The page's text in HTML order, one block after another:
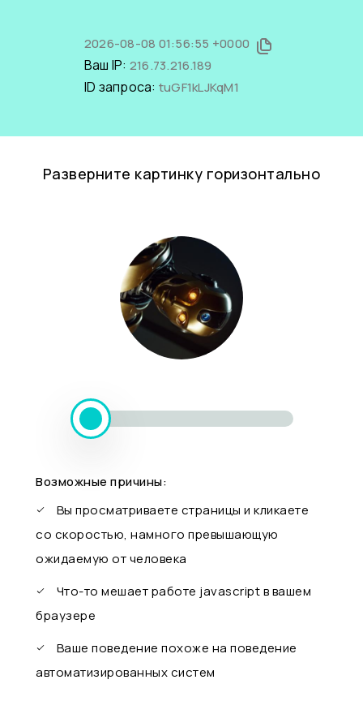
2026-08-08 01:56:55 +0000
Ваш IP: 216.73.216.189
ID запроса: tuGF1kLJKqM1
Разверните картинку горизонтально
Возможные причины:
Вы просматриваете страницы и кликаете
со скоростью, намного превышающую
ожидаемую от человека
Что-то мешает работе javascript в вашем
браузере
Ваше поведение похоже на поведение
автоматизированных систем